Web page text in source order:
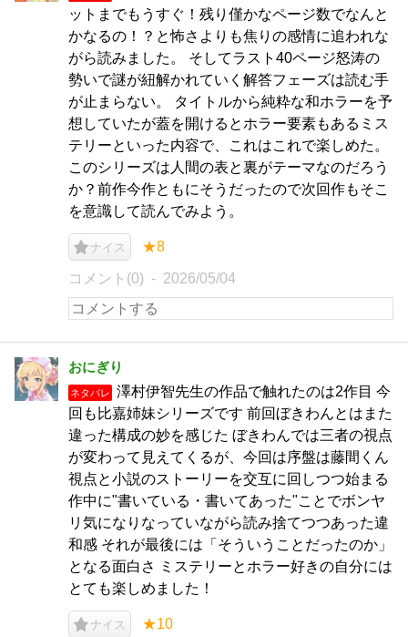
ットまでもうすぐ！残り僅かなページ数でなんと
かなるの！？と怖さよりも焦りの感情に追われな
がら読みました。 そしてラスト40ページ怒涛の
勢いで謎が紐解かれていく解答フェーズは読む手
が止まらない。 タイトルから純粋な和ホラーを予
想していたが蓋を開けるとホラー要素もあるミス
テリーといった内容で、これはこれで楽しめた。
このシリーズは人間の表と裏がテーマなのだろう
か？前作今作ともにそうだったので次回作もそこ
を意識して読んでみよう。
ナイス ★8
コメント(0) 2026/05/04
おにぎり
ネタバレ
澤村伊智先生の作品で触れたのは2作目 今
回も比嘉姉妹シリーズです 前回ぼきわんとはまた
違った構成の妙を感じた ぼきわんでは三者の視点
が変わって見えてくるが、今回は序盤は藤間くん
視点と小説のストーリーを交互に回しつつ始まる
作中に"書いている・書いてあった"ことでボンヤ
リ気になりなっていながら読み捨てつつあった違
和感 それが最後には「そういうことだったのか」
となる面白さ ミステリーとホラー好きの自分には
とても楽しめました！
ナイス ★10